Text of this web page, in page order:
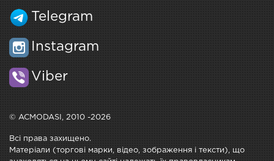
Telegram
Instagram
Viber
© ACMODASI, 2010 -2026
Всі права захищено.
Матеріали (торгові марки, відео, зображення і тексти), що